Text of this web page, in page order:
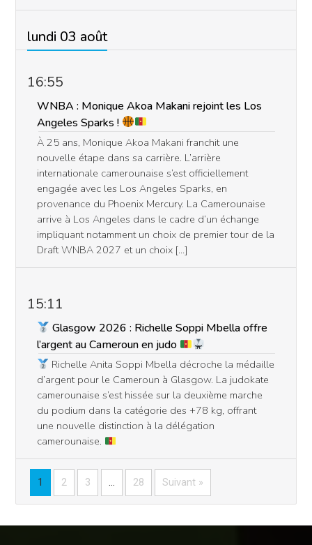
lundi 03 août
16:55
WNBA : Monique Akoa Makani rejoint les Los
Angeles Sparks !
À 25 ans, Monique Akoa Makani franchit une
nouvelle étape dans sa carrière. L’arrière
internationale camerounaise s’est officiellement
engagée avec les Los Angeles Sparks, en
provenance du Phoenix Mercury. La Camerounaise
arrive à Los Angeles dans le cadre d’un échange
impliquant notamment un choix de premier tour de la
Draft WNBA 2027 et un choix […]
15:11
Glasgow 2026 : Richelle Soppi Mbella offre
l’argent au Cameroun en judo
Richelle Anita Soppi Mbella décroche la médaille
d’argent pour le Cameroun à Glasgow. La judokate
camerounaise s’est hissée sur la deuxième marche
du podium dans la catégorie des +78 kg, offrant
une nouvelle distinction à la délégation
camerounaise.
1 2 3 … 28 Suivant »